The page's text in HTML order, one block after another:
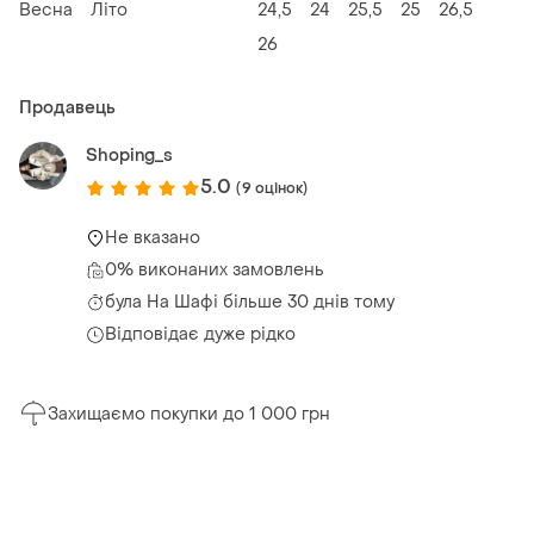
Весна Літо 24,5 24 25,5 25
26,5
26
Продавець
Shoping_s
5.0 (9 оцінок)
Не вказано
0% виконаних замовлень
була На Шафі більше 30 днів тому
Відповідає дуже рідко
Захищаємо покупки до 1 000 грн